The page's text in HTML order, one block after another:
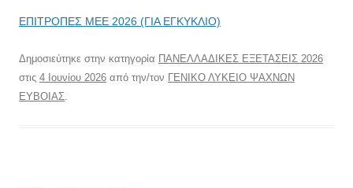
ΕΠΙΤΡΟΠΕΣ ΜΕΕ 2026 (ΓΙΑ ΕΓΚΥΚΛΙΟ)
Δημοσιεύτηκε στην κατηγορία ΠΑΝΕΛΛΑΔΙΚΕΣ ΕΞΕΤΑΣΕΙΣ 2026
στις 4 Ιουνίου 2026 από την/τον ΓΕΝΙΚΟ ΛΥΚΕΙΟ ΨΑΧΝΩΝ
ΕΥΒΟΙΑΣ